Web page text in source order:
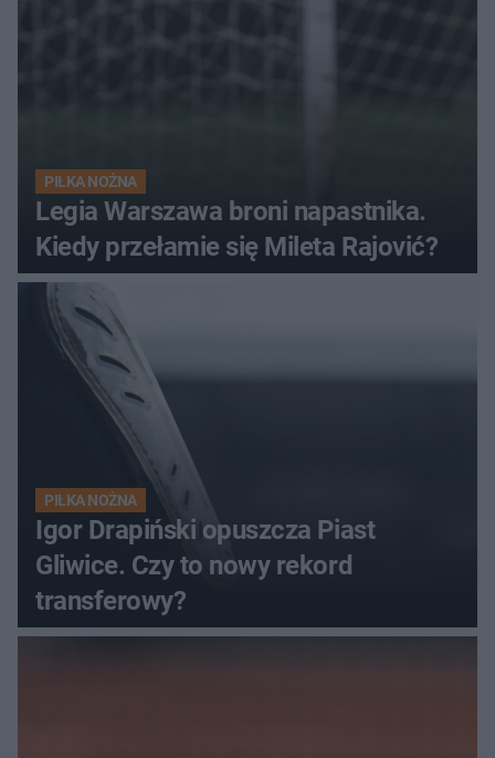
PIŁKA NOŻNA
Legia Warszawa broni napastnika.
Kiedy przełamie się Mileta Rajović?
PIŁKA NOŻNA
Igor Drapiński opuszcza Piast
Gliwice. Czy to nowy rekord
transferowy?